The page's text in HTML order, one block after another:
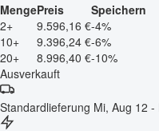
MengePreis
Speichern
2+
9.596,16 €-4%
10+
9.396,24 €-6%
20+
8.996,40 €-10%
Ausverkauft
Standardlieferung Mi, Aug 12 -